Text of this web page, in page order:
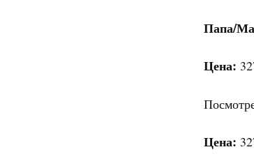
Папа/
Цена:
Цена: